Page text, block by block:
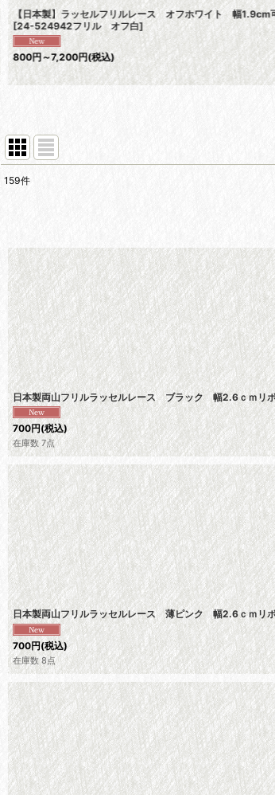
【日本製】ラッセルフリルレース オフホワイト 幅1.9cm
[24-524942フリル オフ白]
800円～7,200円(税込)
並び順
159件
日本製両山フリルラッセルレース ブラック 幅2.6ｃｍリ
700円(税込)
在庫数 7点
日本製両山フリルラッセルレース 薄ピンク 幅2.6ｃｍリ
700円(税込)
在庫数 8点